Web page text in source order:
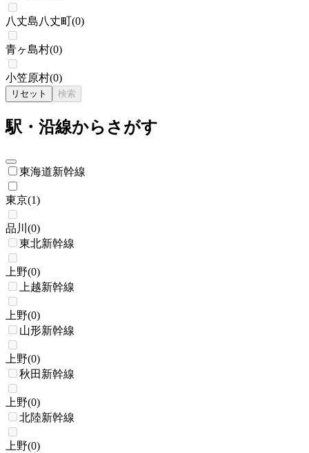
八丈島八丈町(0)
青ヶ島村(0)
小笠原村(0)
リセット 検索
駅・沿線からさがす
東海道新幹線
東京(1)
品川 (0)
東北新幹線
上野(0)
上越新幹線
上野(0)
山形新幹線
上野(0)
秋田新幹線
上野(0)
北陸新幹線
上野(0)